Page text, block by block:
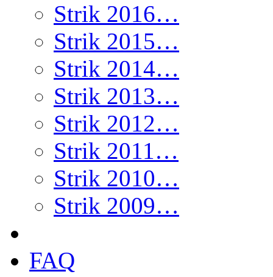
Strik 2016…
Strik 2015…
Strik 2014…
Strik 2013…
Strik 2012…
Strik 2011…
Strik 2010…
Strik 2009…
FAQ